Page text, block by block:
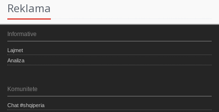
Reklama
Informative
Lajmet
Analiza
Komunitete
Chat #shqiperia